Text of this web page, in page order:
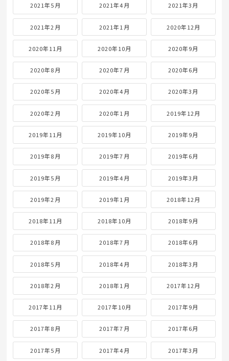
2021年5月 2021年4月 2021年3月
2021年2月 2021年1月 2020年12月
2020年11月 2020年10月 2020年9月
2020年8月 2020年7月 2020年6月
2020年5月 2020年4月 2020年3月
2020年2月 2020年1月 2019年12月
2019年11月 2019年10月 2019年9月
2019年8月 2019年7月 2019年6月
2019年5月 2019年4月 2019年3月
2019年2月 2019年1月 2018年12月
2018年11月 2018年10月 2018年9月
2018年8月 2018年7月 2018年6月
2018年5月 2018年4月 2018年3月
2018年2月 2018年1月 2017年12月
2017年11月 2017年10月 2017年9月
2017年8月 2017年7月 2017年6月
2017年5月 2017年4月 2017年3月